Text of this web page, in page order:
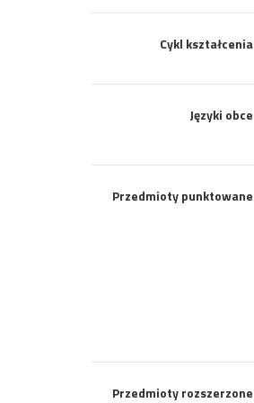
Cykl kształcenia
Języki obce
Przedmioty punktowane
Przedmioty rozszerzone